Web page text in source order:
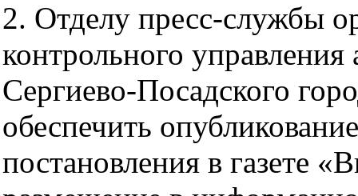
2. Отделу пресс-службы
контрольного
Сергиево-Посадского
обеспечить
постановления в газете